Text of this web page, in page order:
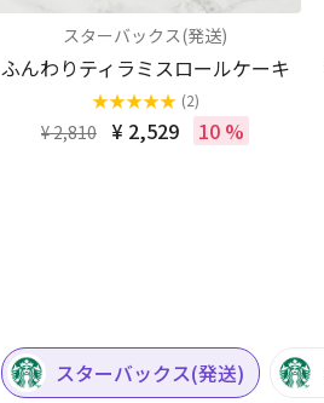
スターバックス(発送)
ふんわりティラミスロールケーキ
★★★★★ (2)
¥ 2,810 ¥ 2,529 10 %
スターバックス(発送)